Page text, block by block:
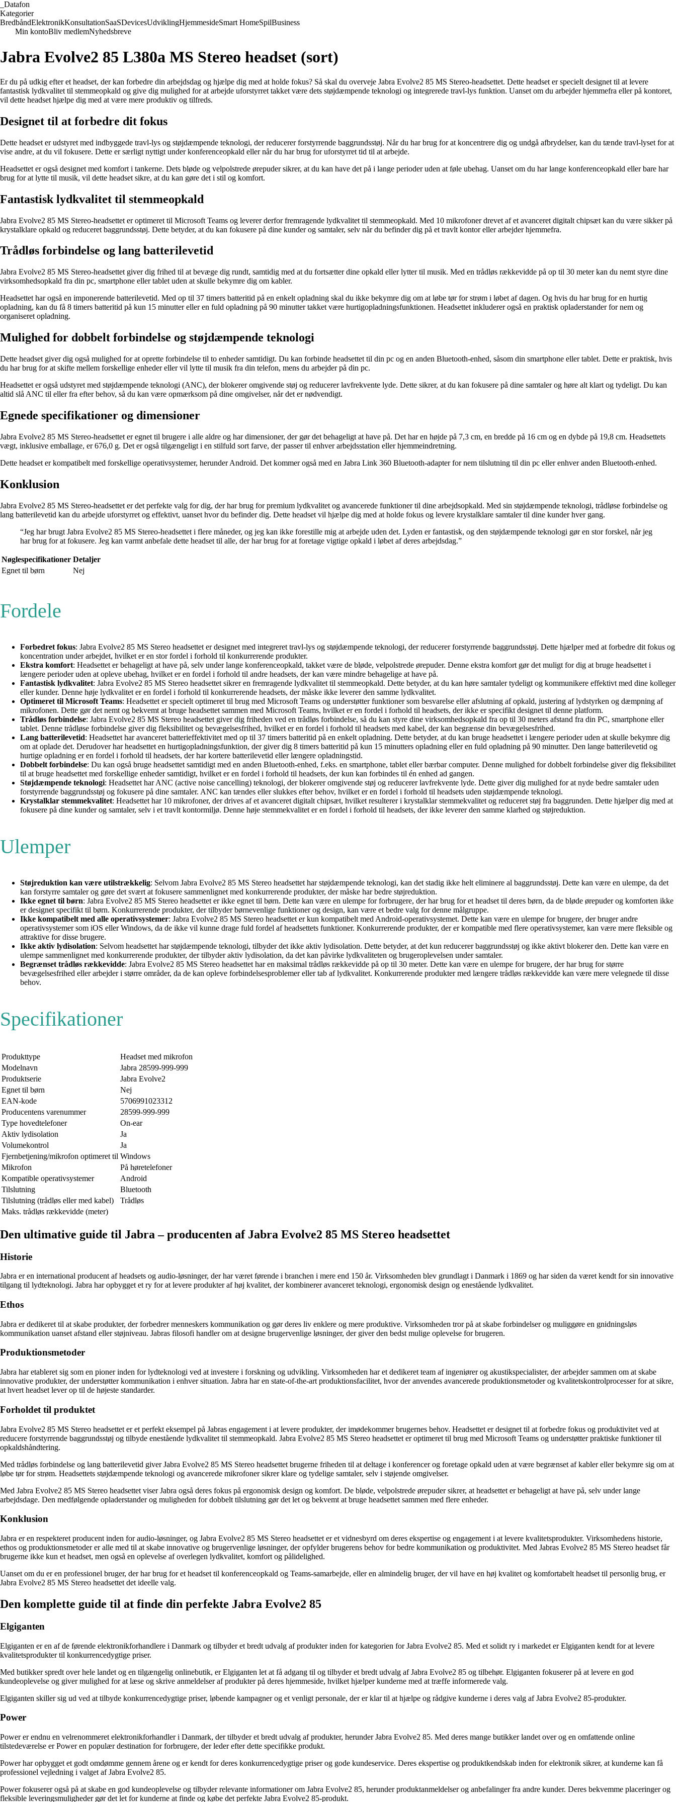
Datafon
Kategorier
BredbåndElektronikKonsultationSaaSDevicesUdviklingHjemmesideSmart HomeSpilBusiness
Min kontoBliv medlemNyhedsbreve
Jabra Evolve2 85 L380a MS Stereo headset (sort)
Er du på udkig efter et headset, der kan forbedre din arbejdsdag og hjælpe dig med at holde fokus? Så skal du overveje Jabra Evolve2 85 MS Stereo-headsettet. Dette headset er specielt designet til at levere
fantastisk lydkvalitet til stemmeopkald og give dig mulighed for at arbejde uforstyrret takket være dets støjdæmpende teknologi og integrerede travl-lys funktion. Uanset om du arbejder hjemmefra eller på kontoret,
vil dette headset hjælpe dig med at være mere produktiv og tilfreds.
Designet til at forbedre dit fokus
Dette headset er udstyret med indbyggede travl-lys og støjdæmpende teknologi, der reducerer forstyrrende baggrundsstøj. Når du har brug for at koncentrere dig og undgå afbrydelser, kan du tænde travl-lyset for at
vise andre, at du vil fokusere. Dette er særligt nyttigt under konferenceopkald eller når du har brug for uforstyrret tid til at arbejde.
Headsettet er også designet med komfort i tankerne. Dets bløde og velpolstrede ørepuder sikrer, at du kan have det på i lange perioder uden at føle ubehag. Uanset om du har lange konferenceopkald eller bare har
brug for at lytte til musik, vil dette headset sikre, at du kan gøre det i stil og komfort.
Fantastisk lydkvalitet til stemmeopkald
Jabra Evolve2 85 MS Stereo-headsettet er optimeret til Microsoft Teams og leverer derfor fremragende lydkvalitet til stemmeopkald. Med 10 mikrofoner drevet af et avanceret digitalt chipsæt kan du være sikker på
krystalklare opkald og reduceret baggrundsstøj. Dette betyder, at du kan fokusere på dine kunder og samtaler, selv når du befinder dig på et travlt kontor eller arbejder hjemmefra.
Trådløs forbindelse og lang batterilevetid
Jabra Evolve2 85 MS Stereo-headsettet giver dig frihed til at bevæge dig rundt, samtidig med at du fortsætter dine opkald eller lytter til musik. Med en trådløs rækkevidde på op til 30 meter kan du nemt styre dine
virksomhedsopkald fra din pc, smartphone eller tablet uden at skulle bekymre dig om kabler.
Headsettet har også en imponerende batterilevetid. Med op til 37 timers batteritid på en enkelt opladning skal du ikke bekymre dig om at løbe tør for strøm i løbet af dagen. Og hvis du har brug for en hurtig
opladning, kan du få 8 timers batteritid på kun 15 minutter eller en fuld opladning på 90 minutter takket være hurtigopladningsfunktionen. Headsettet inkluderer også en praktisk opladerstander for nem og
organiseret opladning.
Mulighed for dobbelt forbindelse og støjdæmpende teknologi
Dette headset giver dig også mulighed for at oprette forbindelse til to enheder samtidigt. Du kan forbinde headsettet til din pc og en anden Bluetooth-enhed, såsom din smartphone eller tablet. Dette er praktisk, hvis
du har brug for at skifte mellem forskellige enheder eller vil lytte til musik fra din telefon, mens du arbejder på din pc.
Headsettet er også udstyret med støjdæmpende teknologi (ANC), der blokerer omgivende støj og reducerer lavfrekvente lyde. Dette sikrer, at du kan fokusere på dine samtaler og høre alt klart og tydeligt. Du kan
altid slå ANC til eller fra efter behov, så du kan være opmærksom på dine omgivelser, når det er nødvendigt.
Egnede specifikationer og dimensioner
Jabra Evolve2 85 MS Stereo-headsettet er egnet til brugere i alle aldre og har dimensioner, der gør det behageligt at have på. Det har en højde på 7,3 cm, en bredde på 16 cm og en dybde på 19,8 cm. Headsettets
vægt, inklusive emballage, er 676,0 g. Det er også tilgængeligt i en stilfuld sort farve, der passer til enhver arbejdsstation eller hjemmeindretning.
Dette headset er kompatibelt med forskellige operativsystemer, herunder Android. Det kommer også med en Jabra Link 360 Bluetooth-adapter for nem tilslutning til din pc eller enhver anden Bluetooth-enhed.
Konklusion
Jabra Evolve2 85 MS Stereo-headsettet er det perfekte valg for dig, der har brug for premium lydkvalitet og avancerede funktioner til dine arbejdsopkald. Med sin støjdæmpende teknologi, trådløse forbindelse og
lang batterilevetid kan du arbejde uforstyrret og effektivt, uanset hvor du befinder dig. Dette headset vil hjælpe dig med at holde fokus og levere krystalklare samtaler til dine kunder hver gang.
“Jeg har brugt Jabra Evolve2 85 MS Stereo-headsettet i flere måneder, og jeg kan ikke forestille mig at arbejde uden det. Lyden er fantastisk, og den støjdæmpende teknologi gør en stor forskel, når jeg
har brug for at fokusere. Jeg kan varmt anbefale dette headset til alle, der har brug for at foretage vigtige opkald i løbet af deres arbejdsdag.”
Nøglespecifikationer Detaljer
Egnet til børn
Nej
Fordele
Forbedret fokus: Jabra Evolve2 85 MS Stereo headsettet er designet med integreret travl-lys og støjdæmpende teknologi, der reducerer forstyrrende baggrundsstøj. Dette hjælper med at forbedre dit fokus og
koncentration under arbejdet, hvilket er en stor fordel i forhold til konkurrerende produkter.
Ekstra komfort: Headsettet er behageligt at have på, selv under lange konferenceopkald, takket være de bløde, velpolstrede ørepuder. Denne ekstra komfort gør det muligt for dig at bruge headsettet i
længere perioder uden at opleve ubehag, hvilket er en fordel i forhold til andre headsets, der kan være mindre behagelige at have på.
Fantastisk lydkvalitet: Jabra Evolve2 85 MS Stereo headsettet sikrer en fremragende lydkvalitet til stemmeopkald. Dette betyder, at du kan høre samtaler tydeligt og kommunikere effektivt med dine kolleger
eller kunder. Denne høje lydkvalitet er en fordel i forhold til konkurrerende headsets, der måske ikke leverer den samme lydkvalitet.
Optimeret til Microsoft Teams: Headsettet er specielt optimeret til brug med Microsoft Teams og understøtter funktioner som besvarelse eller afslutning af opkald, justering af lydstyrken og dæmpning af
mikrofonen. Dette gør det nemt og bekvemt at bruge headsettet sammen med Microsoft Teams, hvilket er en fordel i forhold til headsets, der ikke er specifikt designet til denne platform.
Trådløs forbindelse: Jabra Evolve2 85 MS Stereo headsettet giver dig friheden ved en trådløs forbindelse, så du kan styre dine virksomhedsopkald fra op til 30 meters afstand fra din PC, smartphone eller
tablet. Denne trådløse forbindelse giver dig fleksibilitet og bevægelsesfrihed, hvilket er en fordel i forhold til headsets med kabel, der kan begrænse din bevægelsesfrihed.
Lang batterilevetid: Headsettet har avanceret batterieffektivitet med op til 37 timers batteritid på en enkelt opladning. Dette betyder, at du kan bruge headsettet i længere perioder uden at skulle bekymre dig
om at oplade det. Derudover har headsettet en hurtigopladningsfunktion, der giver dig 8 timers batteritid på kun 15 minutters opladning eller en fuld opladning på 90 minutter. Den lange batterilevetid og
hurtige opladning er en fordel i forhold til headsets, der har kortere batterilevetid eller længere opladningstid.
Dobbelt forbindelse: Du kan også bruge headsettet samtidigt med en anden Bluetooth-enhed, f.eks. en smartphone, tablet eller bærbar computer. Denne mulighed for dobbelt forbindelse giver dig fleksibilitet
til at bruge headsettet med forskellige enheder samtidigt, hvilket er en fordel i forhold til headsets, der kun kan forbindes til én enhed ad gangen.
Støjdæmpende teknologi: Headsettet har ANC (active noise cancelling) teknologi, der blokerer omgivende støj og reducerer lavfrekvente lyde. Dette giver dig mulighed for at nyde bedre samtaler uden
forstyrrende baggrundsstøj og fokusere på dine samtaler. ANC kan tændes eller slukkes efter behov, hvilket er en fordel i forhold til headsets uden støjdæmpende teknologi.
Krystalklar stemmekvalitet: Headsettet har 10 mikrofoner, der drives af et avanceret digitalt chipsæt, hvilket resulterer i krystalklar stemmekvalitet og reduceret støj fra baggrunden. Dette hjælper dig med at
fokusere på dine kunder og samtaler, selv i et travlt kontormiljø. Denne høje stemmekvalitet er en fordel i forhold til headsets, der ikke leverer den samme klarhed og støjreduktion.
Ulemper
Støjreduktion kan være utilstrækkelig: Selvom Jabra Evolve2 85 MS Stereo headsettet har støjdæmpende teknologi, kan det stadig ikke helt eliminere al baggrundsstøj. Dette kan være en ulempe, da det
kan forstyrre samtaler og gøre det svært at fokusere sammenlignet med konkurrerende produkter, der måske har bedre støjreduktion.
Ikke egnet til børn: Jabra Evolve2 85 MS Stereo headsettet er ikke egnet til børn. Dette kan være en ulempe for forbrugere, der har brug for et headset til deres børn, da de bløde ørepuder og komforten ikke
er designet specifikt til børn. Konkurrerende produkter, der tilbyder børnevenlige funktioner og design, kan være et bedre valg for denne målgruppe.
Ikke kompatibelt med alle operativsystemer: Jabra Evolve2 85 MS Stereo headsettet er kun kompatibelt med Android-operativsystemet. Dette kan være en ulempe for brugere, der bruger andre
operativsystemer som iOS eller Windows, da de ikke vil kunne drage fuld fordel af headsettets funktioner. Konkurrerende produkter, der er kompatible med flere operativsystemer, kan være mere fleksible og
attraktive for disse brugere.
Ikke aktiv lydisolation: Selvom headsettet har støjdæmpende teknologi, tilbyder det ikke aktiv lydisolation. Dette betyder, at det kun reducerer baggrundsstøj og ikke aktivt blokerer den. Dette kan være en
ulempe sammenlignet med konkurrerende produkter, der tilbyder aktiv lydisolation, da det kan påvirke lydkvaliteten og brugeroplevelsen under samtaler.
Begrænset trådløs rækkevidde: Jabra Evolve2 85 MS Stereo headsettet har en maksimal trådløs rækkevidde på op til 30 meter. Dette kan være en ulempe for brugere, der har brug for større
bevægelsesfrihed eller arbejder i større områder, da de kan opleve forbindelsesproblemer eller tab af lydkvalitet. Konkurrerende produkter med længere trådløs rækkevidde kan være mere velegnede til disse
behov.
Specifikationer
Produkttype
Headset med mikrofon
Modelnavn
Jabra 28599-999-999
Produktserie
Jabra Evolve2
Egnet til børn
Nej
EAN-kode
5706991023312
Producentens varenummer
28599-999-999
Type hovedtelefoner
On-ear
Aktiv lydisolation
Ja
Volumekontrol
Ja
Fjernbetjening/mikrofon optimeret til Windows
Mikrofon
På høretelefoner
Kompatible operativsystemer
Android
Tilslutning
Bluetooth
Tilslutning (trådløs eller med kabel)
Trådløs
Maks. trådløs rækkevidde (meter)
Den ultimative guide til Jabra – producenten af Jabra Evolve2 85 MS Stereo headsettet
Historie
Jabra er en international producent af headsets og audio-løsninger, der har været førende i branchen i mere end 150 år. Virksomheden blev grundlagt i Danmark i 1869 og har siden da været kendt for sin innovative
tilgang til lydteknologi. Jabra har opbygget et ry for at levere produkter af høj kvalitet, der kombinerer avanceret teknologi, ergonomisk design og enestående lydkvalitet.
Ethos
Jabra er dedikeret til at skabe produkter, der forbedrer menneskers kommunikation og gør deres liv enklere og mere produktive. Virksomheden tror på at skabe forbindelser og muliggøre en gnidningsløs
kommunikation uanset afstand eller støjniveau. Jabras filosofi handler om at designe brugervenlige løsninger, der giver den bedst mulige oplevelse for brugeren.
Produktionsmetoder
Jabra har etableret sig som en pioner inden for lydteknologi ved at investere i forskning og udvikling. Virksomheden har et dedikeret team af ingeniører og akustikspecialister, der arbejder sammen om at skabe
innovative produkter, der understøtter kommunikation i enhver situation. Jabra har en state-of-the-art produktionsfacilitet, hvor der anvendes avancerede produktionsmetoder og kvalitetskontrolprocesser for at sikre,
at hvert headset lever op til de højeste standarder.
Forholdet til produktet
Jabra Evolve2 85 MS Stereo headsettet er et perfekt eksempel på Jabras engagement i at levere produkter, der imødekommer brugernes behov. Headsettet er designet til at forbedre fokus og produktivitet ved at
reducere forstyrrende baggrundsstøj og tilbyde enestående lydkvalitet til stemmeopkald. Jabra Evolve2 85 MS Stereo headsettet er optimeret til brug med Microsoft Teams og understøtter praktiske funktioner til
opkaldshåndtering.
Med trådløs forbindelse og lang batterilevetid giver Jabra Evolve2 85 MS Stereo headsettet brugerne friheden til at deltage i konferencer og foretage opkald uden at være begrænset af kabler eller bekymre sig om at
løbe tør for strøm. Headsettets støjdæmpende teknologi og avancerede mikrofoner sikrer klare og tydelige samtaler, selv i støjende omgivelser.
Med Jabra Evolve2 85 MS Stereo headsettet viser Jabra også deres fokus på ergonomisk design og komfort. De bløde, velpolstrede ørepuder sikrer, at headsettet er behageligt at have på, selv under lange
arbejdsdage. Den medfølgende opladerstander og muligheden for dobbelt tilslutning gør det let og bekvemt at bruge headsettet sammen med flere enheder.
Konklusion
Jabra er en respekteret producent inden for audio-løsninger, og Jabra Evolve2 85 MS Stereo headsettet er et vidnesbyrd om deres ekspertise og engagement i at levere kvalitetsprodukter. Virksomhedens historie,
ethos og produktionsmetoder er alle med til at skabe innovative og brugervenlige løsninger, der opfylder brugerens behov for bedre kommunikation og produktivitet. Med Jabras Evolve2 85 MS Stereo headset får
brugerne ikke kun et headset, men også en oplevelse af overlegen lydkvalitet, komfort og pålidelighed.
Uanset om du er en professionel bruger, der har brug for et headset til konferenceopkald og Teams-samarbejde, eller en almindelig bruger, der vil have en høj kvalitet og komfortabelt headset til personlig brug, er
Jabra Evolve2 85 MS Stereo headsettet det ideelle valg.
Den komplette guide til at finde din perfekte Jabra Evolve2 85
Elgiganten
Elgiganten er en af de førende elektronikforhandlere i Danmark og tilbyder et bredt udvalg af produkter inden for kategorien for Jabra Evolve2 85. Med et solidt ry i markedet er Elgiganten kendt for at levere
kvalitetsprodukter til konkurrencedygtige priser.
Med butikker spredt over hele landet og en tilgængelig onlinebutik, er Elgiganten let at få adgang til og tilbyder et bredt udvalg af Jabra Evolve2 85 og tilbehør. Elgiganten fokuserer på at levere en god
kundeoplevelse og giver mulighed for at læse og skrive anmeldelser af produkter på deres hjemmeside, hvilket hjælper kunderne med at træffe informerede valg.
Elgiganten skiller sig ud ved at tilbyde konkurrencedygtige priser, løbende kampagner og et venligt personale, der er klar til at hjælpe og rådgive kunderne i deres valg af Jabra Evolve2 85-produkter.
Power
Power er endnu en velrenommeret elektronikforhandler i Danmark, der tilbyder et bredt udvalg af produkter, herunder Jabra Evolve2 85. Med deres mange butikker landet over og en omfattende online
tilstedeværelse er Power en populær destination for forbrugere, der leder efter dette specifikke produkt.
Power har opbygget et godt omdømme gennem årene og er kendt for deres konkurrencedygtige priser og gode kundeservice. Deres ekspertise og produktkendskab inden for elektronik sikrer, at kunderne kan få
professionel vejledning i valget af Jabra Evolve2 85.
Power fokuserer også på at skabe en god kundeoplevelse og tilbyder relevante informationer om Jabra Evolve2 85, herunder produktanmeldelser og anbefalinger fra andre kunder. Deres bekvemme placeringer og
fleksible leveringsmuligheder gør det let for kunderne at finde og købe det perfekte Jabra Evolve2 85-produkt.